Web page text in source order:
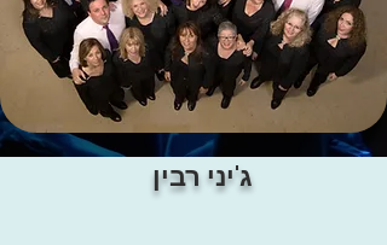
ג'יני רבין